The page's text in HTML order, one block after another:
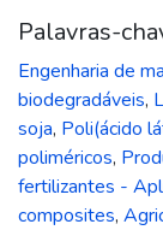
Palavras-
Engenharia de
biodegradáveis,
soja, Poli(ácido
poliméricos,
fertilizantes -
composites,